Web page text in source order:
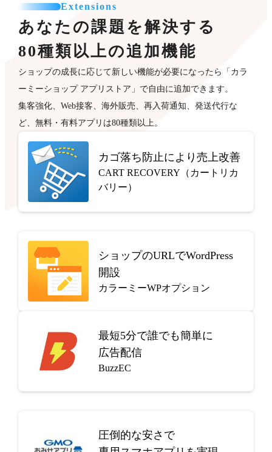
Extensions
あなたの課題を解決する
80種類以上の追加機能
ショップの成長に応じて新しい機能が必要になったら「カラ
ーミーショップ アプリストア」で自由に追加できます。
集客強化、Web接客、海外販売、再入荷通知、発送代行な
ど、無料・有料アプリは80種類以上。
カゴ落ち防止により売上改善
CART RECOVERY（カートリカ
バリー）
ショップのURLでWordPress
開設
カラーミーWPオプション
最短5分で誰でも簡単に
広告配信
BuzzEC
圧倒的な安さで